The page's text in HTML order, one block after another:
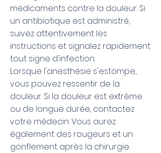
médicaments contre la douleur. Si
un antibiotique est administré,
suivez attentivement les
instructions et signalez rapidement
tout signe d'infection.
Lorsque l'anesthésie s'estompe,
vous pouvez ressentir de la
douleur. Si la douleur est extrême
ou de longue durée, contactez
votre médecin. Vous aurez
également des rougeurs et un
gonflement après la chirurgie.